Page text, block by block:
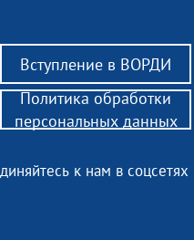
Вступление в ВОРДИ
к нам в соцсетях
Политика обработки
персональных данных